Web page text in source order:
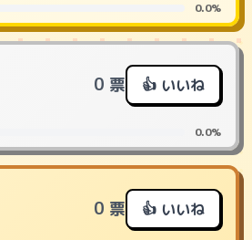
0.0%
0 票 👍 いいね
0.0%
0 票 👍 いいね